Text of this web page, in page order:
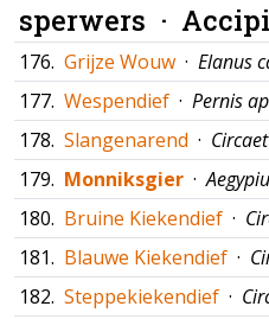
sperwers ·
176. Grijze Wouw · Elanus
177. Wespendief · Pernis
178. Slangenarend ·
179. Monniksgier ·
180. Bruine Kiekendief ·
181. Blauwe Kiekendief ·
182. Steppekiekendief ·